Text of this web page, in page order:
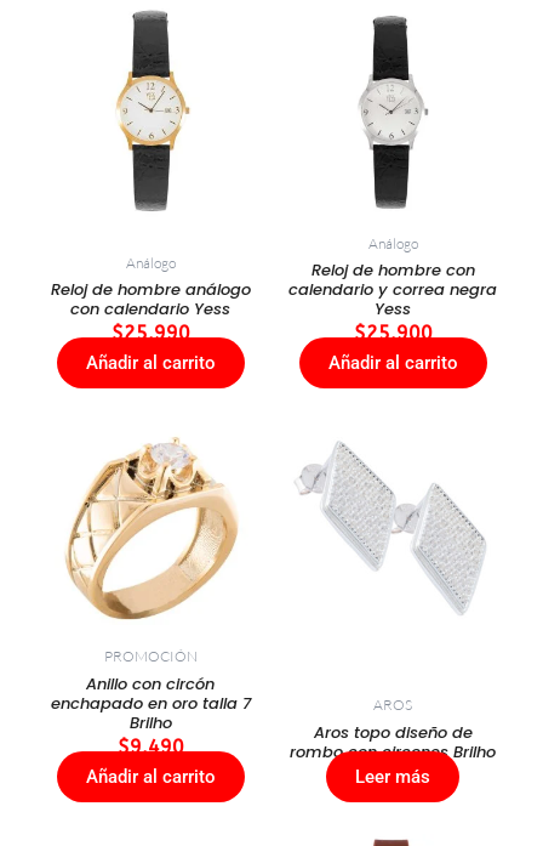
Análogo
Reloj de hombre análogo
con calendario Yess
$25.990
Añadir al carrito
Análogo
Reloj de hombre con
calendario y correa negra
Yess
$25.900
Añadir al carrito
PROMOCIÓN
Anillo con circón
enchapado en oro talla 7
Brilho
$9.490
Añadir al carrito
AROS
Aros topo diseño de
rombo con circones Brilho
Leer más